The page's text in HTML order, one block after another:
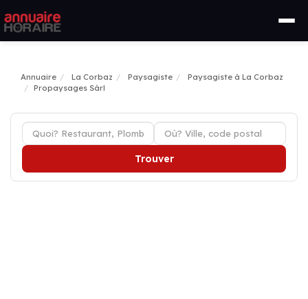
Annuaire La Corbaz Paysagiste
Paysagiste à La Corbaz
Propaysages Sàrl
Trouver